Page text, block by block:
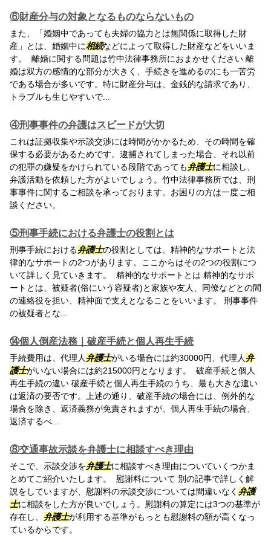
⑥財産分与の対象となるものならないもの
また、「婚姻中であっても夫婦の協力とは無関係に取得した財
産」とは、婚姻中に相続などによって取得した財産などをいいま
す。 離婚に関する問題は竹中法律事務所におまかせください 離
婚は双方の感情的な部分が大きく、手続きを進めるのにも一苦労
である場合が多いです。特に財産分与は、金銭的な請求であり、
トラブルも生じやすいで...
④刑事事件の弁護はスピードが大切
これは証拠収集や示談交渉には時間がかかるため、その時間を確
保する必要があるためです。逮捕されてしまった場合、それ以前
の犯罪の嫌疑をかけられている段階であっても弁護士に相談し、
弁護活動を依頼した方がよいでしょう。竹中法律事務所では、刑
事事件に関するご相談を承っております。お困りの方は一度ご相
談ください。
⑤刑事手続における弁護士の役割とは
刑事手続における弁護士の役割としては、精神的なサポートと法
律的なサポートの2つがあります。ここからはその2つの役割につ
いて詳しく見ていきます。 精神的なサポートとは 精神的なサポ
ートとは、被疑者(俗にいう容疑者)と家族や友人、同僚などとの間
の連絡役を担い、精神面で支えとなることをいいます。 刑事事件
の被疑者とな...
⑭個人倒産法務｜破産手続と個人再生手続
手続費用は、代理人 弁護士がいる場合には約30000円、代理人 弁
護士がいない場合には約215000円となります。 破産手続と個人
再生手続の違い 破産手続と個人再生手続のうち、最も大きな違い
は返済の要否です。上述の通り、破産手続の場合には、例外的な
場合を除き、返済義務が免責されますが、個人再生手続の場合、
返済するべ...
⑧交通事故示談を弁護士に相談すべき理由
そこで、示談交渉を弁護士に相談すべき理由についていくつかま
とめてご紹介いたします。 慰謝料について 別の記事で詳しく解
説をしていますが、慰謝料の示談交渉については間違いなく 弁護
士に相談をした方が良いでしょう。慰謝料の算定には3つの基準が
存在し、 弁護士が利用する基準がもっとも慰謝料の額が高くなっ
ているからです。